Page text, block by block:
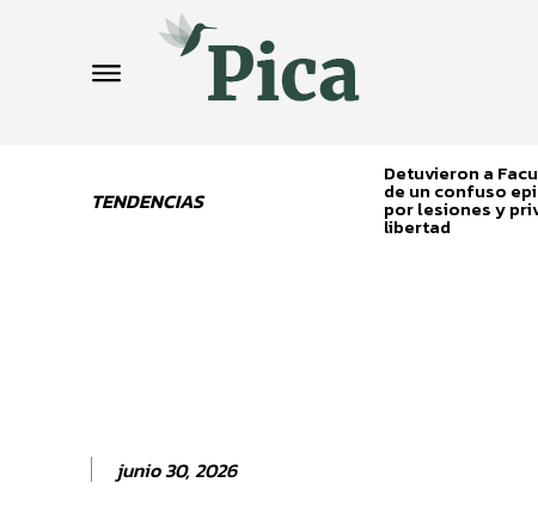
TENDENCIAS
Detuvieron a
de un confuso
por lesiones y
libertad
junio 30, 2026